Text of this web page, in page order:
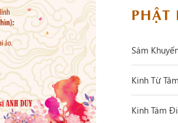
PHẬT
Sám
Kinh Từ Tâm
Kinh Tám